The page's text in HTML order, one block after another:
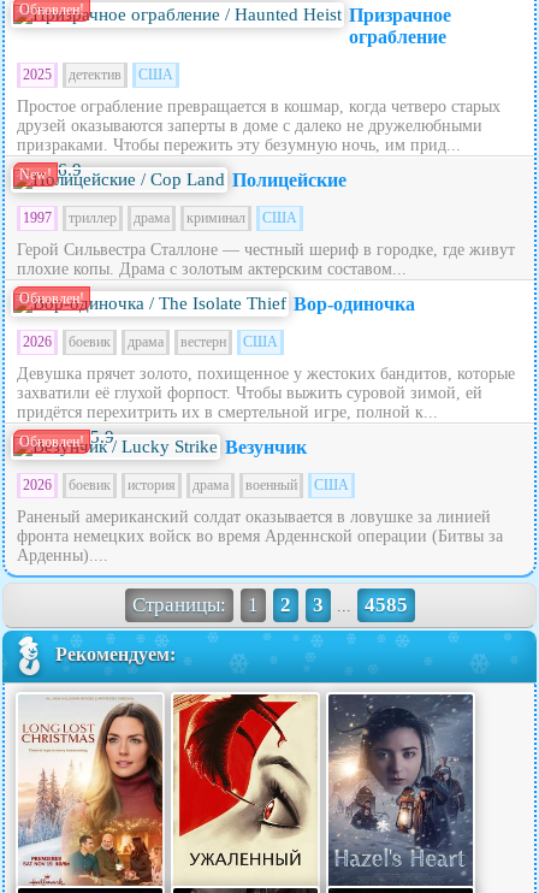
Обновлен!
Призрачное
ограбление
2025 детектив США
Простое ограбление превращается в кошмар, когда четверо старых
друзей оказываются заперты в доме с далеко не дружелюбными
призраками. Чтобы пережить эту безумную ночь, им прид...
New! 6.9 Полицейские
1997 триллер драма криминал США
Герой Сильвестра Сталлоне — честный шериф в городке, где живут
плохие копы. Драма с золотым актерским составом...
Обновлен! Вор-одиночка
2026 боевик драма вестерн США
Девушка прячет золото, похищенное у жестоких бандитов, которые
захватили её глухой форпост. Чтобы выжить суровой зимой, ей
придётся перехитрить их в смертельной игре, полной к...
Обновлен! 5.9 Везунчик
2026 боевик история драма военный США
Раненый американский солдат оказывается в ловушке за линией
фронта немецких войск во время Арденнской операции (Битвы за
Арденны)....
Страницы: 1 2 3 ... 4585
Рекомендуем: